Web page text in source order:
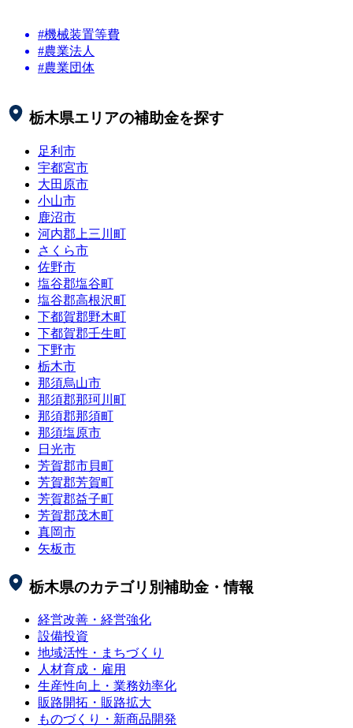
#機械装置等費
#農業法人
#農業団体
栃木県エリアの補助金を探す
足利市
宇都宮市
大田原市
小山市
鹿沼市
河内郡上三川町
さくら市
佐野市
塩谷郡塩谷町
塩谷郡高根沢町
下都賀郡野木町
下都賀郡壬生町
下野市
栃木市
那須烏山市
那須郡那珂川町
那須郡那須町
那須塩原市
日光市
芳賀郡市貝町
芳賀郡芳賀町
芳賀郡益子町
芳賀郡茂木町
真岡市
矢板市
栃木県のカテゴリ別補助金・情報
経営改善・経営強化
設備投資
地域活性・まちづくり
人材育成・雇用
生産性向上・業務効率化
販路開拓・販路拡大
ものづくり・新商品開発